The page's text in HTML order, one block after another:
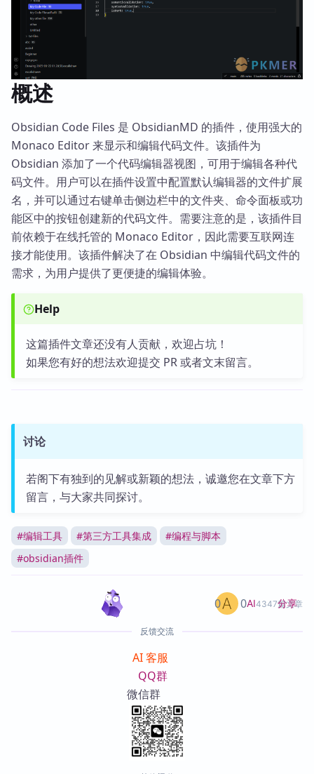
概述
Obsidian Code Files 是 ObsidianMD 的插件，使用强大的
Monaco Editor 来显示和编辑代码文件。该插件为
Obsidian 添加了一个代码编辑器视图，可用于编辑各种代
码文件。用户可以在插件设置中配置默认编辑器的文件扩展
名，并可以通过右键单击侧边栏中的文件夹、命令面板或功
能区中的按钮创建新的代码文件。需要注意的是，该插件目
前依赖于在线托管的 Monaco Editor，因此需要互联网连
接才能使用。该插件解决了在 Obsidian 中编辑代码文件的
需求，为用户提供了更便捷的编辑体验。
Help
这篇插件文章还没有人贡献，欢迎占坑！
如果您有好的想法欢迎提交 PR 或者文末留言。
讨论
若阁下有独到的见解或新颖的想法，诚邀您在文章下方
留言，与大家共同探讨。
#编辑工具 #第三方工具集成 #编程与脚本
#obsidian插件
AI4347篇文章
0 0 分享
反馈交流
AI 客服
QQ群
微信群